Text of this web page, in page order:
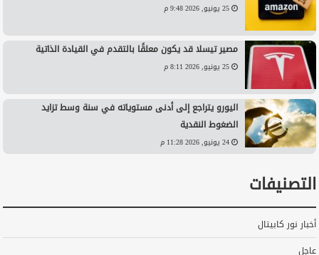
25 يونيو, 2026 9:48 م
مصير تيسلا قد يكون معلقًا بالتقدم في القيادة الذاتية
25 يونيو, 2026 8:11 م
اليورو يتراجع إلى أدنى مستوياته في سنة وسط تزايد
الضغوط النقدية
24 يونيو, 2026 11:28 م
التصنيفات
أخبار نور كابيتال
عاجل